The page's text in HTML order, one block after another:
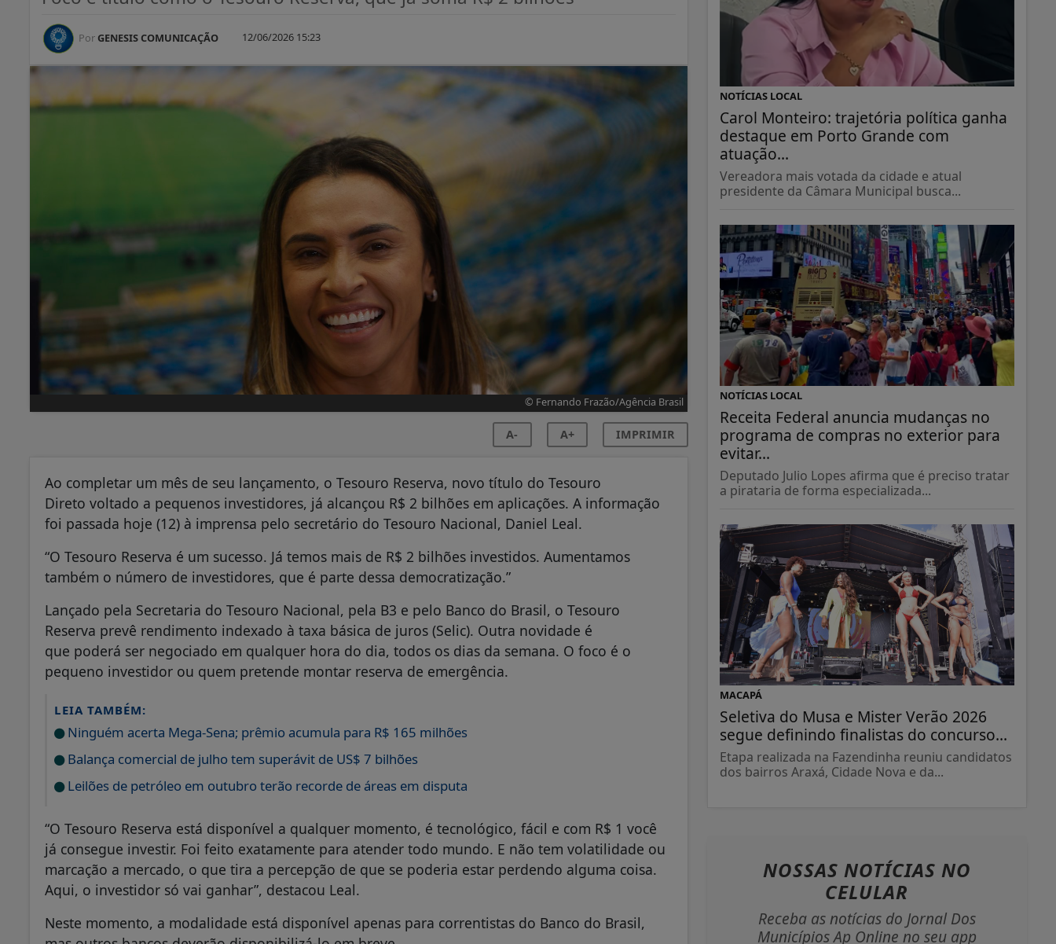
Por GENESIS COMUNICAÇÃO 12/06/2026 15:23
© Fernando Frazão/Agência Brasil
A- A+ IMPRIMIR
Ao completar um mês de seu lançamento, o Tesouro Reserva, novo título do Tesouro
Direto voltado a pequenos investidores, já alcançou R$ 2 bilhões em aplicações. A informação
foi passada hoje (12) à imprensa pelo secretário do Tesouro Nacional, Daniel Leal.
“O Tesouro Reserva é um sucesso. Já temos mais de R$ 2 bilhões investidos. Aumentamos
também o número de investidores, que é parte dessa democratização.”
Lançado pela Secretaria do Tesouro Nacional, pela B3 e pelo Banco do Brasil, o Tesouro
Reserva prevê rendimento indexado à taxa básica de juros (Selic). Outra novidade é
que poderá ser negociado em qualquer hora do dia, todos os dias da semana. O foco é o
pequeno investidor ou quem pretende montar reserva de emergência.
LEIA TAMBÉM:
Ninguém acerta Mega-Sena; prêmio acumula para R$ 165 milhões
Balança comercial de julho tem superávit de US$ 7 bilhões
Leilões de petróleo em outubro terão recorde de áreas em disputa
“O Tesouro Reserva está disponível a qualquer momento, é tecnológico, fácil e com R$ 1 você
já consegue investir. Foi feito exatamente para atender todo mundo. E não tem volatilidade ou
marcação a mercado, o que tira a percepção de que se poderia estar perdendo alguma coisa.
Aqui, o investidor só vai ganhar”, destacou Leal.
Neste momento, a modalidade está disponível apenas para correntistas do Banco do Brasil,
NOTÍCIAS LOCAL
Carol Monteiro: trajetória política ganha
destaque em Porto Grande com
atuação...
Vereadora mais votada da cidade e atual
presidente da Câmara Municipal busca...
NOTÍCIAS LOCAL
Receita Federal anuncia mudanças no
programa de compras no exterior para
evitar...
Deputado Julio Lopes afirma que é preciso tratar
a pirataria de forma especializada...
MACAPÁ
Seletiva do Musa e Mister Verão 2026
segue definindo finalistas do concurso...
Etapa realizada na Fazendinha reuniu candidatos
dos bairros Araxá, Cidade Nova e da...
NOSSAS NOTÍCIAS NO
CELULAR
Receba as notícias do Jornal Dos
Municípios Ap Online no seu app